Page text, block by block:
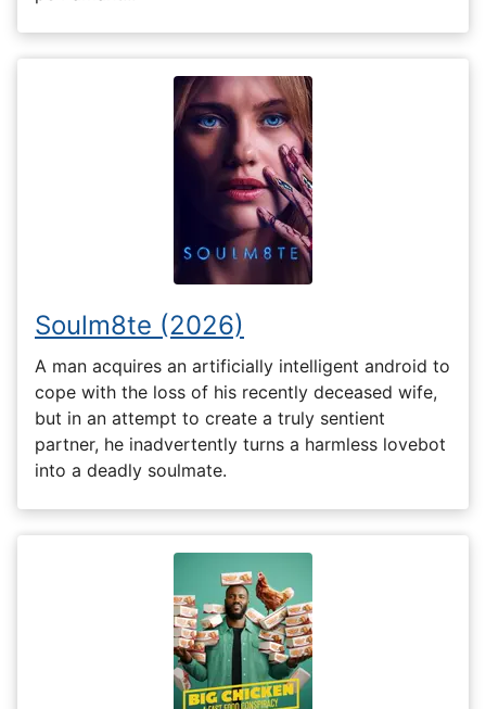
Soulm8te (2026)
A man acquires an artificially intelligent android to
cope with the loss of his recently deceased wife,
but in an attempt to create a truly sentient
partner, he inadvertently turns a harmless lovebot
into a deadly soulmate.